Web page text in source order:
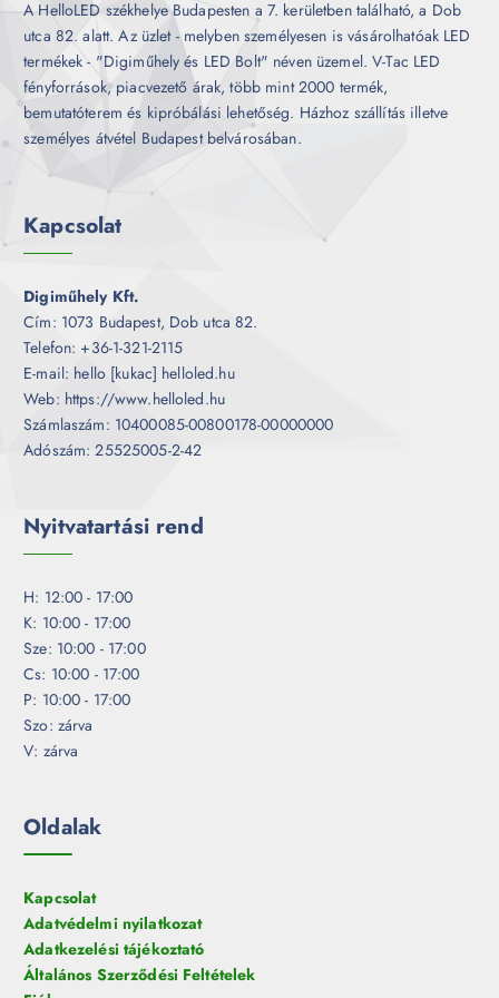
A HelloLED székhelye Budapesten a 7. kerületben található, a Dob
utca 82. alatt. Az üzlet - melyben személyesen is vásárolhatóak LED
termékek - "Digiműhely és LED Bolt" néven üzemel. V-Tac LED
fényforrások, piacvezető árak, több mint 2000 termék,
bemutatóterem és kipróbálási lehetőség. Házhoz szállítás illetve
személyes átvétel Budapest belvárosában.
Kapcsolat
Digiműhely Kft.
Cím: 1073 Budapest, Dob utca 82.
Telefon: +36-1-321-2115
E-mail: hello [kukac] helloled.hu
Web: https://www.helloled.hu
Számlaszám: 10400085-00800178-00000000
Adószám: 25525005-2-42
Nyitvatartási rend
H: 12:00 - 17:00
K: 10:00 - 17:00
Sze: 10:00 - 17:00
Cs: 10:00 - 17:00
P: 10:00 - 17:00
Szo: zárva
V: zárva
Oldalak
Kapcsolat
Adatvédelmi nyilatkozat
Adatkezelési tájékoztató
Általános Szerződési Feltételek